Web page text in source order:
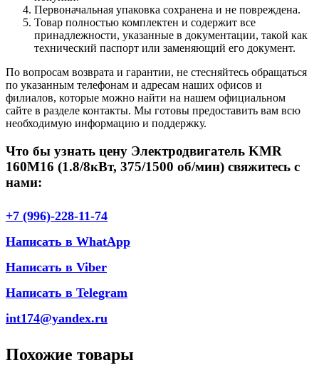
Первоначальная упаковка сохранена и не повреждена.
Товар полностью комплектен и содержит все
принадлежности, указанные в документации, такой как
технический паспорт или заменяющий его документ.
По вопросам возврата и гарантии, не стесняйтесь обращаться
по указанным телефонам и адресам наших офисов и
филиалов, которые можно найти на нашем официальном
сайте в разделе контакты. Мы готовы предоставить вам всю
необходимую информацию и поддержку.
Что бы узнать цену Электродвигатель KMR
160M16 (1.8/8кВт, 375/1500 об/мин) свяжитесь с
нами:
+7 (996)-228-11-74
Написать в WhatApp
Написать в Viber
Написать в Telegram
int174@yandex.ru
Похожие товары